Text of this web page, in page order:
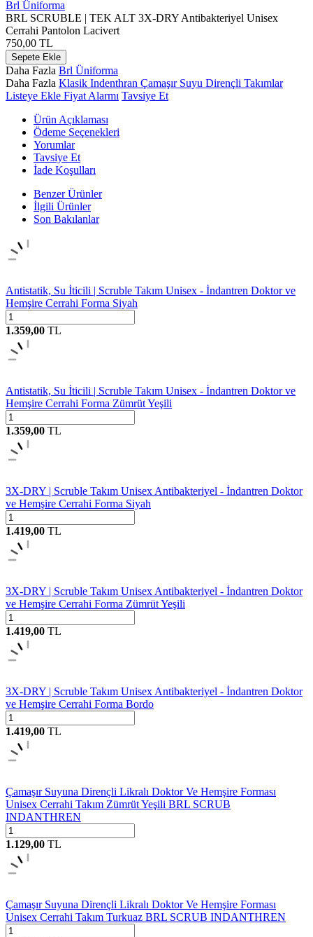
Brl Üniforma
BRL SCRUBLE | TEK ALT 3X-DRY Antibakteriyel Unisex
Cerrahi Pantolon Lacivert
750,00 TL
Sepete Ekle
Daha Fazla Brl Üniforma
Daha Fazla Klasik Indenthran Çamaşır Suyu Dirençli Takımlar
Listeye Ekle Fiyat Alarmı Tavsiye Et
Ürün Açıklaması
Ödeme Seçenekleri
Yorumlar
Tavsiye Et
İade Koşulları
Benzer Ürünler
İlgili Ürünler
Son Bakılanlar
Antistatik, Su İticili | Scruble Takım Unisex - İndantren Doktor ve
Hemşire Cerrahi Forma Siyah
1.359,00 TL
Antistatik, Su İticili | Scruble Takım Unisex - İndantren Doktor ve
Hemşire Cerrahi Forma Zümrüt Yeşili
1.359,00 TL
3X-DRY | Scruble Takım Unisex Antibakteriyel - İndantren Doktor
ve Hemşire Cerrahi Forma Siyah
1.419,00 TL
3X-DRY | Scruble Takım Unisex Antibakteriyel - İndantren Doktor
ve Hemşire Cerrahi Forma Zümrüt Yeşili
1.419,00 TL
3X-DRY | Scruble Takım Unisex Antibakteriyel - İndantren Doktor
ve Hemşire Cerrahi Forma Bordo
1.419,00 TL
Çamaşır Suyuna Dirençli Likralı Doktor Ve Hemşire Forması
Unisex Cerrahi Takım Zümrüt Yeşili BRL SCRUB
INDANTHREN
1.129,00 TL
Çamaşır Suyuna Dirençli Likralı Doktor Ve Hemşire Forması
Unisex Cerrahi Takım Turkuaz BRL SCRUB INDANTHREN